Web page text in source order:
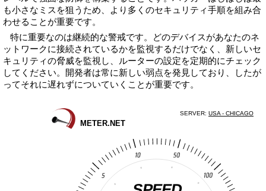
も小さなミスを狙うため、より多くのセキュリティ手順を組み合
わせることが重要です。
特に重要なのは継続的な警戒です。どのデバイスがあなたのネ
ットワークに接続されているかを監視するだけでなく、新しいセ
キュリティの脅威を監視し、ルーターの設定を定期的にチェック
してください。開発者は常に新しい弱点を発見しており、したが
ってそれに遅れずについていくことが重要です。